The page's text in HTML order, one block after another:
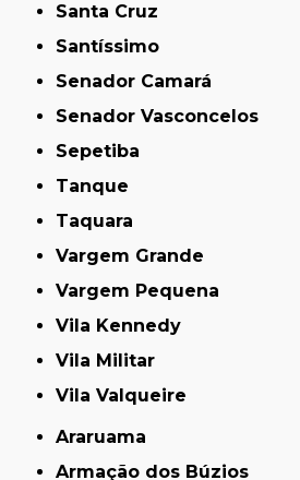
Santa Cruz
Santíssimo
Senador Camará
Senador Vasconcelos
Sepetiba
Tanque
Taquara
Vargem Grande
Vargem Pequena
Vila Kennedy
Vila Militar
Vila Valqueire
Araruama
Armação dos Búzios